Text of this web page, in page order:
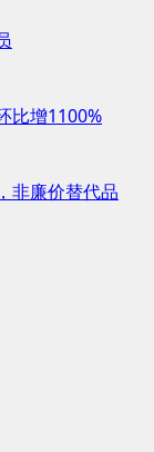
比增1100%
非廉价替代品